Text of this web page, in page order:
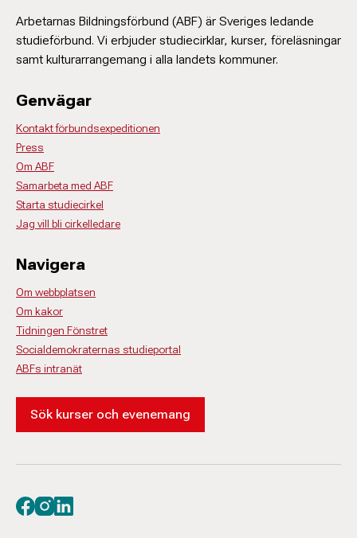
Arbetarnas Bildningsförbund (ABF) är Sveriges ledande
studieförbund. Vi erbjuder studiecirklar, kurser, föreläsningar
samt kulturarrangemang i alla landets kommuner.
Genvägar
Kontakt förbundsexpeditionen
Press
Om ABF
Samarbeta med ABF
Starta studiecirkel
Jag vill bli cirkelledare
Navigera
Om webbplatsen
Om kakor
Tidningen Fönstret
Socialdemokraternas studieportal
ABFs intranät
Sök kurser och evenemang
Besök oss på facebook
Besök oss på instagram
Besök oss på linkedin